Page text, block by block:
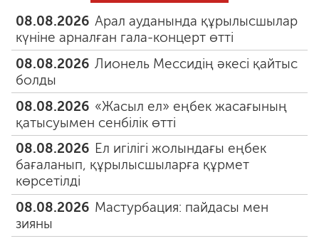
08.08.2026 Арал ауданында құрылысшылар
күніне арналған гала-концерт өтті
08.08.2026 Лионель Мессидің әкесі қайтыс
болды
08.08.2026 «Жасыл ел» еңбек жасағының
қатысуымен сенбілік өтті
08.08.2026 Ел игілігі жолындағы еңбек
бағаланып, құрылысшыларға құрмет
көрсетілді
08.08.2026 Мастурбация: пайдасы мен
зияны